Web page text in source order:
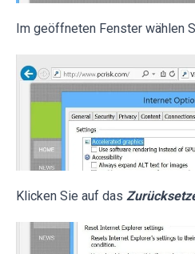
Im geöffneten Fenster wählen
Klicken Sie auf das